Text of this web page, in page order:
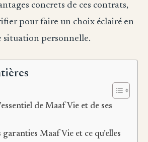
concrets de ces contrats,
pour faire un choix éclairé en
personnelle.
de Maaf Vie et de ses
Maaf Vie et ce qu’elles